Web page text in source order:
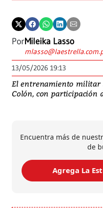
PorMileika Lasso
13/05/2026 19:13
El entrenamiento militar
Colón, con participación
Encuentra más de
de
Agrega La